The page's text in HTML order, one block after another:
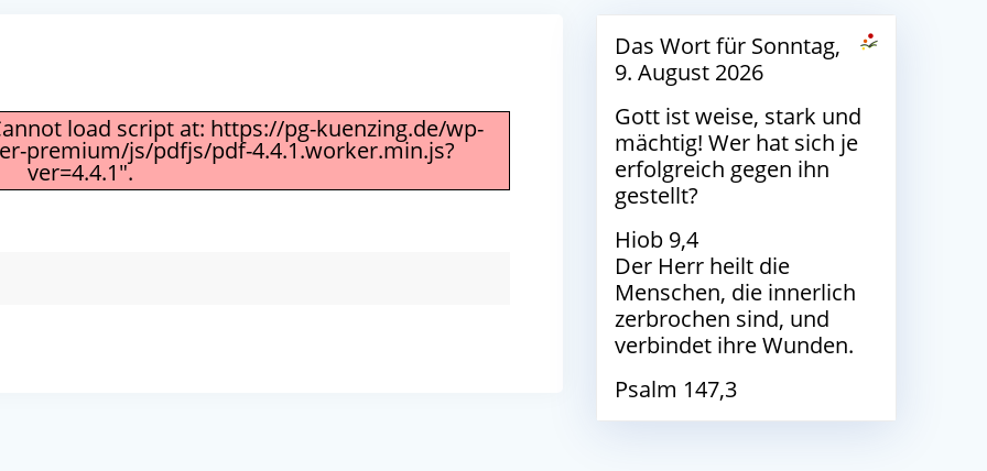
load script at: https://pg-kuenzing.de/wp-
premium/js/pdfjs/pdf-4.4.1.worker.min.js?
ver=4.4.1".
Das Wort für Sonntag,
9. August 2026
Gott ist weise, stark und
mächtig! Wer hat sich je
erfolgreich gegen ihn
gestellt?
Hiob 9,4
Der Herr heilt die
Menschen, die innerlich
zerbrochen sind, und
verbindet ihre Wunden.
Psalm 147,3